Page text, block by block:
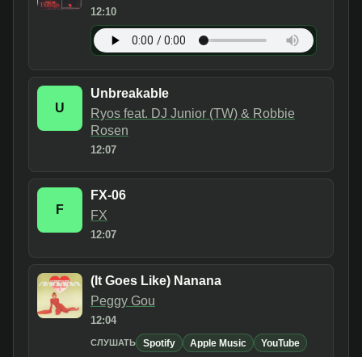
12:10
U
Unbreakable
Ryos feat. DJ Junior (TW) & Robbie
Rosen
12:07
F
FX-06
FX
12:07
(It Goes Like) Nanana
Peggy Gou
12:04
СЛУШАТЬ Spotify Apple Music YouTube